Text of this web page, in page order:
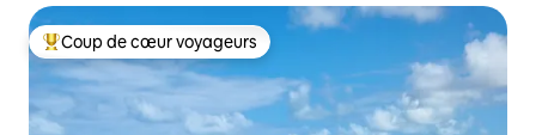
Coups de cœur voyageurs les plus appréciés
Coup de cœur voyageurs